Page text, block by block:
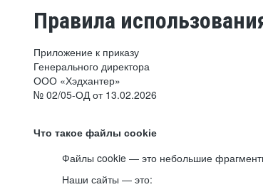
Правила
Приложение к приказу
Генерального директора
ООО «Хэдхантер»
№ 02/05-ОД от 13.02.2026
Что такое файлы cookie
Файлы cookie — это небольшие
Наши сайты — это: